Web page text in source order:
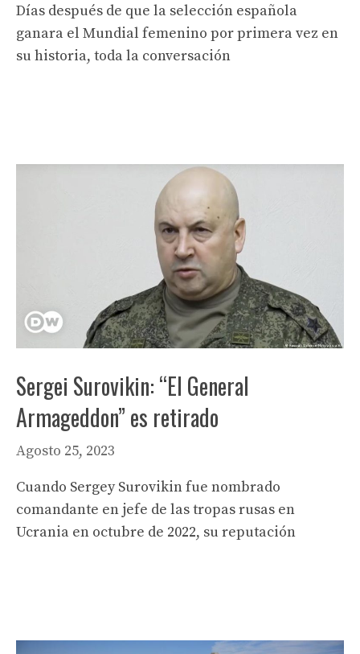
Días después de que la selección española
ganara el Mundial femenino por primera vez en
su historia, toda la conversación
Sergei Surovikin: “El General
Armageddon” es retirado
Agosto 25, 2023
Cuando Sergey Surovikin fue nombrado
comandante en jefe de las tropas rusas en
Ucrania en octubre de 2022, su reputación